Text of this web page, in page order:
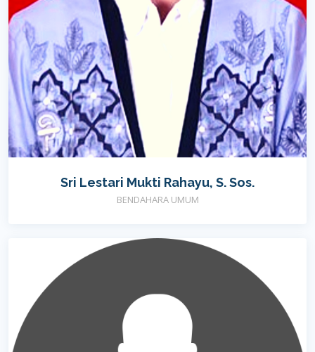
Sri Lestari Mukti Rahayu, S. Sos.
BENDAHARA UMUM